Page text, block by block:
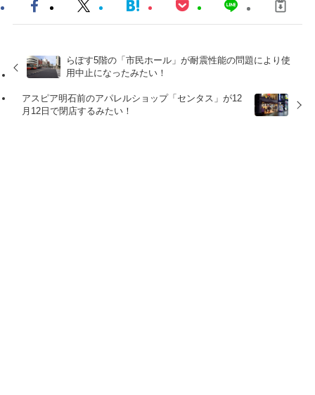
らぽす5階の「市民ホール」が耐震性能の問題により使
用中止になったみたい！
アスピア明石前のアパレルショップ「センタス」が12
月12日で閉店するみたい！